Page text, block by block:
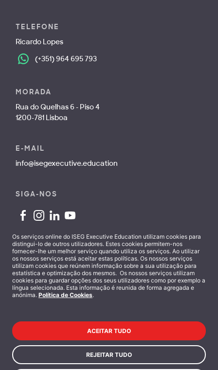
TELEFONE
Ricardo Lopes
(+351) 964 695 793
MORADA
Rua do Quelhas 6 - Piso 4
1200-781 Lisboa
E-MAIL
info@isegexecutive.education
SIGA-NOS
Contactos
Política de Privacidade
Os serviços online do ISEG Executive Education utilizam cookies para
distingui-lo de outros utilizadores. Estes cookies permitem-nos
fornecer-lhe um melhor serviço quando utiliza os serviços. Ao utilizar
os nossos serviços está aceitar estas políticas. Os nossos serviços
utilizam cookies que reúnem informação sobre a sua utilização para
estatística e optimização dos mesmos. Os nossos serviços utilizam
cookies para guardar opções dos seus utilizadores como por exemplo a
língua selecionada. Esta informação é reunida de forma agregada e
anónima. Política de Cookies.
REJEITAR TUDO
ACEITAR TUDO